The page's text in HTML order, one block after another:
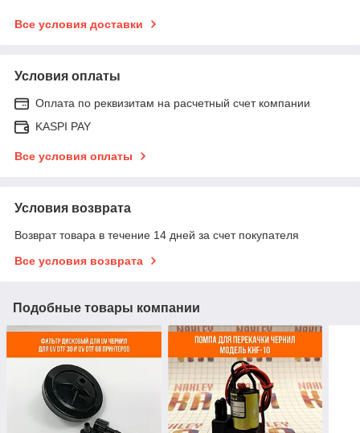
Все условия доставки
Условия оплаты
Оплата по реквизитам на расчетный счет компании
KASPI PAY
Все условия оплаты
Условия возврата
Возврат товара в течение 14 дней за счет покупателя
Все условия возврата
Подобные товары компании